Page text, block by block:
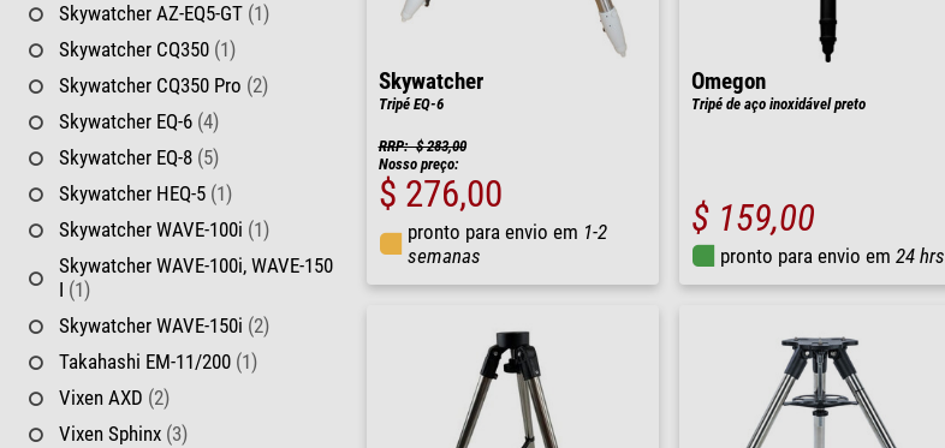
Skywatcher AZ-EQ5-GT (1)
Skywatcher CQ350 (1)
Skywatcher CQ350 Pro (2)
Skywatcher EQ-6 (4)
Skywatcher EQ-8 (5)
Skywatcher HEQ-5 (1)
Skywatcher WAVE-100i (1)
Skywatcher WAVE-100i, WAVE-150
I (1)
Skywatcher WAVE-150i (2)
Takahashi EM-11/200 (1)
Vixen AXD (2)
Vixen Sphinx (3)
Skywatcher
Tripé EQ-6
RRP: $ 283,00
Nosso preço:
$ 276,00
pronto para envio em 1-2
semanas
Omegon
Tripé de aço inoxidável preto
$ 159,00
pronto para envio em 24 hrs